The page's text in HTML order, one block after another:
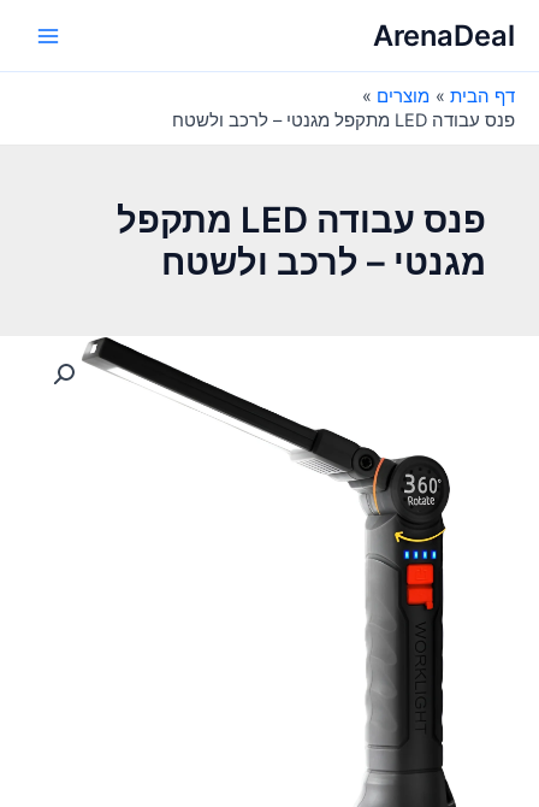
לתוכןArenaDeal
דף הבית
מוצרים
פנס עבודה LED מתקפל מגנטי – לרכב ולשטח
פנס עבודה LED מתקפל
מגנטי – לרכב ולשטח